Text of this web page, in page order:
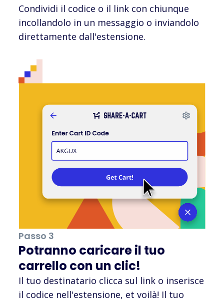
Condividi il codice o il link con chiunque
incollandolo in un messaggio o inviandolo
direttamente dall'estensione.
Passo 3
Potranno caricare il tuo
carrello con un clic!
Il tuo destinatario clicca sul link o inserisce
il codice nell'estensione, et voilà! Il tuo